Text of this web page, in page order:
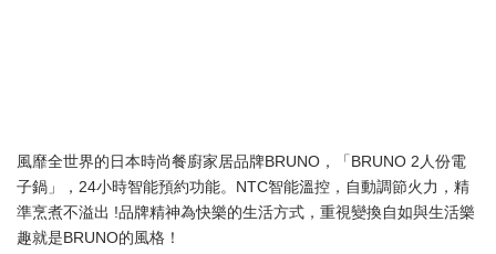
風靡全世界的日本時尚餐廚家居品牌BRUNO，「BRUNO 2人份電
子鍋」，24小時智能預約功能。NTC智能溫控，自動調節火力，精
準烹煮不溢出 !品牌精神為快樂的生活方式，重視變換自如與生活樂
趣就是BRUNO的風格！